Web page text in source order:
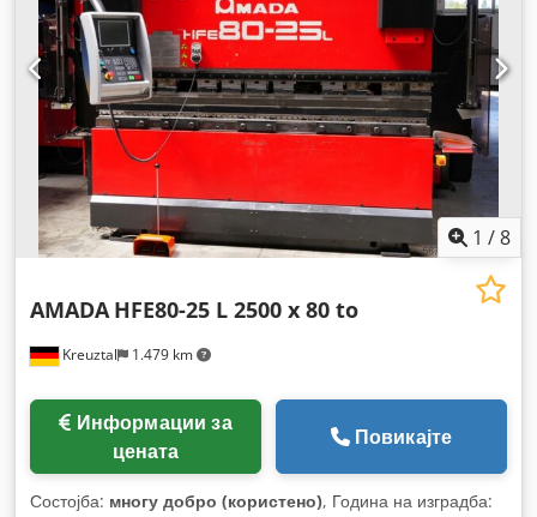
1 /8
Kreuztal 1.479 km
AMADA HFE80-25 L 2500 x 80 to
цената
Повикајте
Состојба: многу добро (користено), Година на изградба: